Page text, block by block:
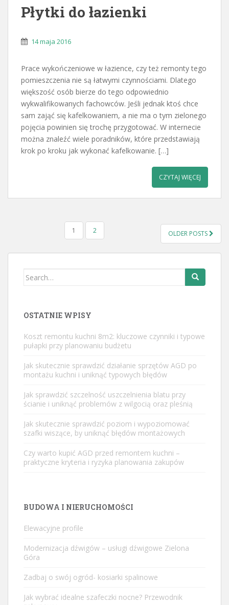
Płytki do łazienki
14 maja 2016
Prace wykończeniowe w łazience, czy też remonty tego
pomieszczenia nie są łatwymi czynnościami. Dlatego
większość osób bierze do tego odpowiednio
wykwalifikowanych fachowców. Jeśli jednak ktoś chce
sam zająć się kafelkowaniem, a nie ma o tym zielonego
pojęcia powinien się trochę przygotować. W internecie
można znaleźć wiele poradników, które przedstawiają
krok po kroku jak wykonać kafelkowanie. […]
CZYTAJ WIĘCEJ
STRONICOWANIE
1 2 OLDER POSTS
Search
OSTATNIE WPISY
Koszt remontu kuchni 8m2: kluczowe czynniki i typowe
pułapki przy planowaniu budżetu
Jak skutecznie sprawdzić działanie sprzętów AGD po
montażu kuchni i uniknąć typowych błędów
Jak sprawdzić szczelność uszczelnienia blatu przy
ścianie i uniknąć problemów z wilgocią oraz pleśnią
Jak skutecznie sprawdzić poziom i wypoziomować
szafki wiszące, by uniknąć błędów montażowych
Czy warto kupić AGD przed remontem kuchni –
praktyczne kryteria i ryzyka planowania zakupów
BUDOWA I NIERUCHOMOŚCI
Elewacyjne profile
Modernizacja dźwigów – usługi dźwigowe Zielona
Góra
Zadbaj o swój ogród- kosiarki spalinowe
Jak wybrać idealne szafeczki nocne? Przewodnik